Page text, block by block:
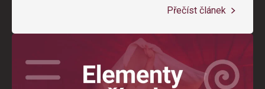
Přečíst článek